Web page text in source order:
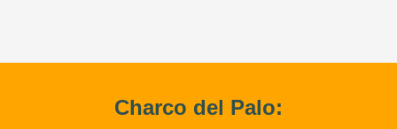
Charco del Palo: